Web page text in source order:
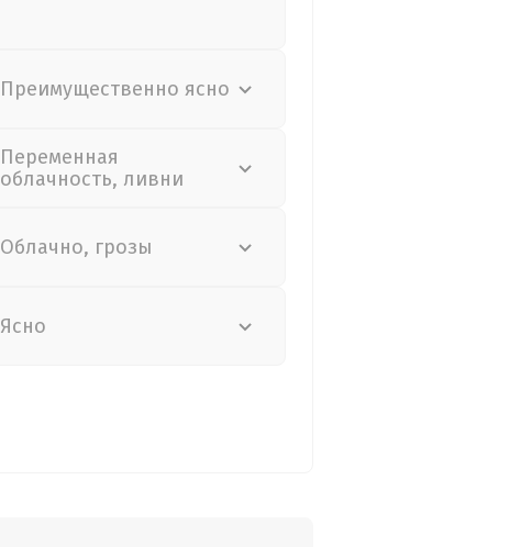
Преимущественно ясно
Переменная
облачность, ливни
Облачно, грозы
Ясно